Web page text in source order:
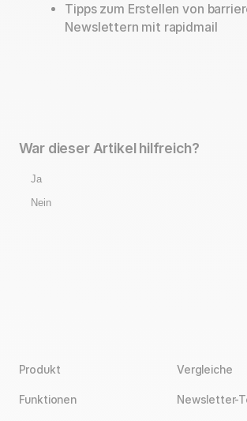
Tipps zum Erstellen von
Newslettern mit rapidmail
War dieser Artikel hilfreich?
Ja
Nein
Produkt
Funktionen
Vergleiche
Newsletter-